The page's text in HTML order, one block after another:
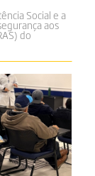
Social e a
aos
do